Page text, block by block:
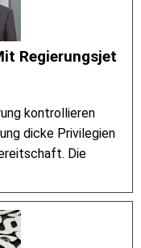
Regierungsjet
kontrollieren
dicke Privilegien
Die